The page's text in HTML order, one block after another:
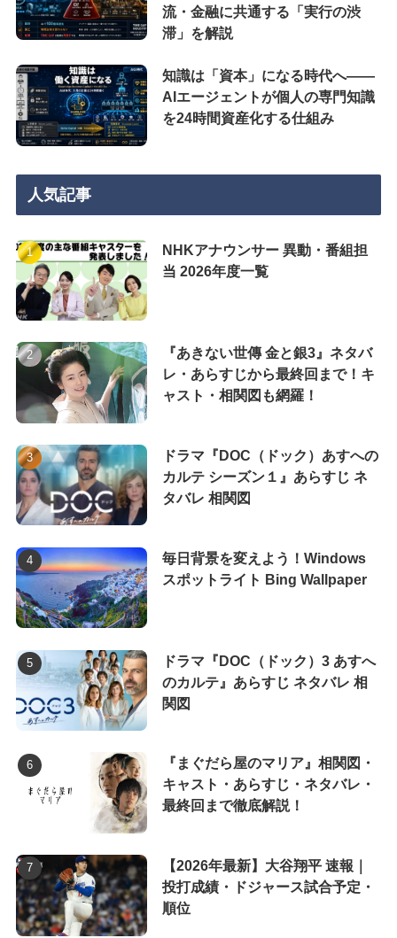
流・金融に共通する「実行の渋
滞」を解説
知識は「資本」になる時代へ——
AIエージェントが個人の専門知識
を24時間資産化する仕組み
人気記事
NHKアナウンサー 異動・番組担
当 2026年度一覧
『あきない世傳 金と銀3』ネタバ
レ・あらすじから最終回まで！キ
ャスト・相関図も網羅！
ドラマ『DOC（ドック）あすへの
カルテ シーズン１』あらすじ ネ
タバレ 相関図
毎日背景を変えよう！Windows
スポットライト Bing Wallpaper
ドラマ『DOC（ドック）3 あすへ
のカルテ』あらすじ ネタバレ 相
関図
『まぐだら屋のマリア』相関図・
キャスト・あらすじ・ネタバレ・
最終回まで徹底解説！
【2026年最新】大谷翔平 速報｜
投打成績・ドジャース試合予定・
順位